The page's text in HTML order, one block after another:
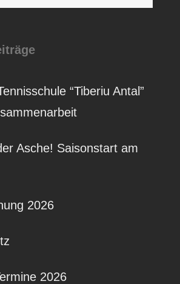
“Tiberiu Antal”
Asche! Saisonstart am
2026
2026